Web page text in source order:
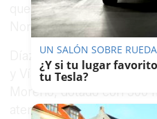
que mejorará las
Noroeste de Cádiz".
Díaz encuadró la
y Vías de Gran
Moreno, dotado con 300
atender las principales
UN SALÓN SOBRE
¿Y si tu lugar
tu Tesla?